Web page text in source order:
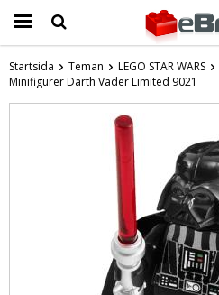
Produkten har blivit
Startsida Teman
LEGO STAR WARS
Minifigurer Darth Vader Limited 9021